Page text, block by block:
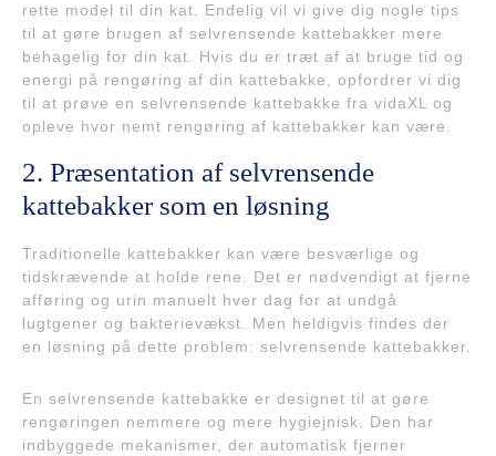
rette model til din kat. Endelig vil vi give dig nogle tips
til at gøre brugen af selvrensende kattebakker mere
behagelig for din kat. Hvis du er træt af at bruge tid og
energi på rengøring af din kattebakke, opfordrer vi dig
til at prøve en selvrensende kattebakke fra vidaXL og
opleve hvor nemt rengøring af kattebakker kan være.
2. Præsentation af selvrensende
kattebakker som en løsning
Traditionelle kattebakker kan være besværlige og
tidskrævende at holde rene. Det er nødvendigt at fjerne
afføring og urin manuelt hver dag for at undgå
lugtgener og bakterievækst. Men heldigvis findes der
en løsning på dette problem: selvrensende kattebakker.
En selvrensende kattebakke er designet til at gøre
rengøringen nemmere og mere hygiejnisk. Den har
indbyggede mekanismer, der automatisk fjerner